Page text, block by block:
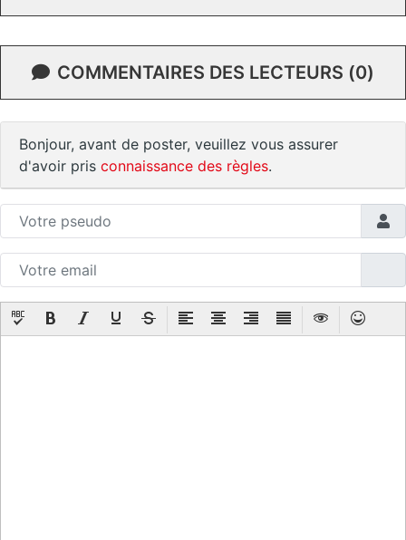
COMMENTAIRES DES LECTEURS (0)
Bonjour, avant de poster, veuillez vous assurer
d'avoir pris connaissance des règles.